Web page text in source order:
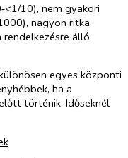
10), nem gyakori
nagyon ritka
álló
egyes központi
ha a
történik. Időseknél